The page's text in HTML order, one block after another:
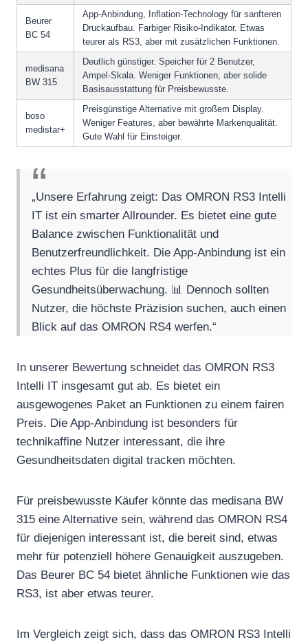
Beurer
BC 54
App-Anbindung, Inflation-Technology für sanfteren
Druckaufbau. Farbiger Risiko-Indikator. Etwas
teurer als RS3, aber mit zusätzlichen Funktionen.
medisana
BW 315
Deutlich günstiger. Speicher für 2 Benutzer,
Ampel-Skala. Weniger Funktionen, aber solide
Basisausstattung für Preisbewusste.
boso
medistar+
Preisgünstige Alternative mit großem Display.
Weniger Features, aber bewährte Markenqualität.
Gute Wahl für Einsteiger.
„Unsere Erfahrung zeigt: Das OMRON RS3 Intelli
IT ist ein smarter Allrounder. Es bietet eine gute
Balance zwischen Funktionalität und
Benutzerfreundlichkeit. Die App-Anbindung ist ein
echtes Plus für die langfristige
Gesundheitsüberwachung. 📊 Dennoch sollten
Nutzer, die höchste Präzision suchen, auch einen
Blick auf das OMRON RS4 werfen.“
In unserer Bewertung schneidet das OMRON RS3
Intelli IT insgesamt gut ab. Es bietet ein
ausgewogenes Paket an Funktionen zu einem fairen
Preis. Die App-Anbindung ist besonders für
technikaffine Nutzer interessant, die ihre
Gesundheitsdaten digital tracken möchten.
Für preisbewusste Käufer könnte das medisana BW
315 eine Alternative sein, während das OMRON RS4
für diejenigen interessant ist, die bereit sind, etwas
mehr für potenziell höhere Genauigkeit auszugeben.
Das Beurer BC 54 bietet ähnliche Funktionen wie das
RS3, ist aber etwas teurer.
Im Vergleich zeigt sich, dass das OMRON RS3 Intelli